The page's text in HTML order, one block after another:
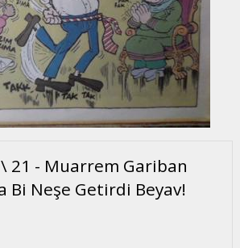
21 - Muarrem Gariban
Bi Neşe Getirdi Beyav!